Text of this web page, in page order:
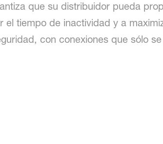
que su distribuidor pueda
el tiempo de inactividad y a
con conexiones que sólo